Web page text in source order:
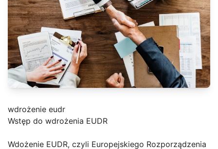
wdrożenie eudr
Wstęp do wdrożenia EUDR
Wdożenie EUDR, czyli Europejskiego Rozporządzenia